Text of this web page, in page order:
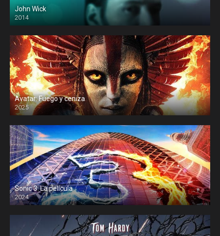
John Wick
2014
Avatar: Fuego y ceniza
2025
Sonic 3: La película
2024